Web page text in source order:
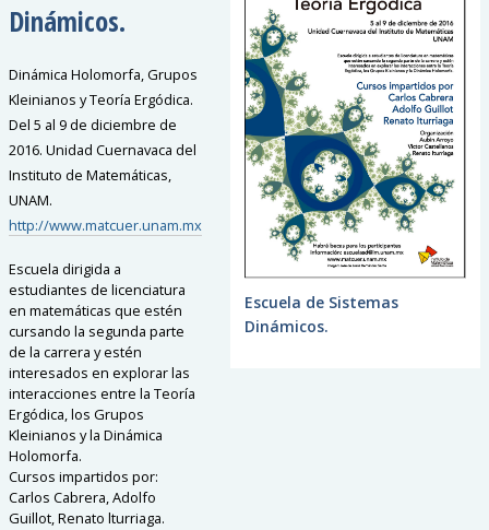
Dinámicos.
Dinámica Holomorfa, Grupos
Kleinianos y Teoría Ergódica.
Del 5 al 9 de diciembre de
2016. Unidad Cuernavaca del
Instituto de Matemáticas,
UNAM.
http://www.matcuer.unam.mx
Escuela dirigida a
estudiantes de licenciatura
en matemáticas que estén
cursando la segunda parte
de la carrera y estén
interesados en explorar las
interacciones entre la Teoría
Ergódica, los Grupos
Kleinianos y la Dinámica
Holomorfa.
Cursos impartidos por:
Carlos Cabrera, Adolfo
Guillot, Renato lturriaga.
Escuela de Sistemas
Dinámicos.